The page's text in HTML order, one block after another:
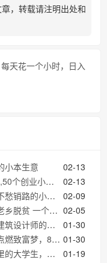
，转载请注明出处和
天花一个小时，日入
02-13
小本生意
02-13
最热门的5款项目
02-09
怎么选项目？
02-05
生的初心与爱心
01-30
虑与创业历程
01-30
郭培的“薯香人生”
01-19
潮中的创业者